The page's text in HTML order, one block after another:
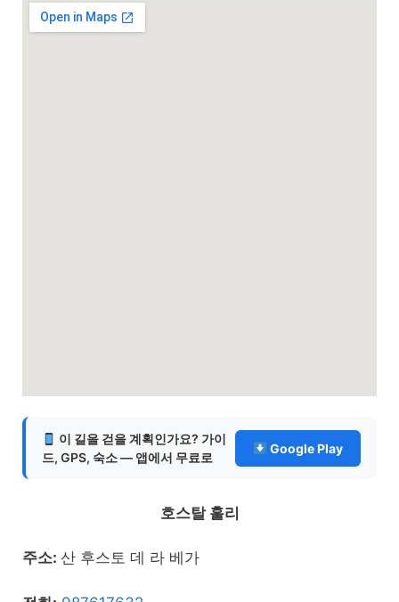
이 길을 걷을 계획인가요? 가이
드, GPS, 숙소 — 앱에서 무료로
Google Play
호스탈 훌리
주소: 산 후스토 데 라 베가